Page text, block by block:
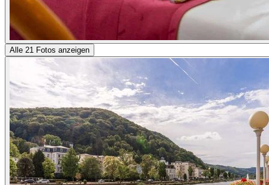
Alle 21 Fotos anzeigen